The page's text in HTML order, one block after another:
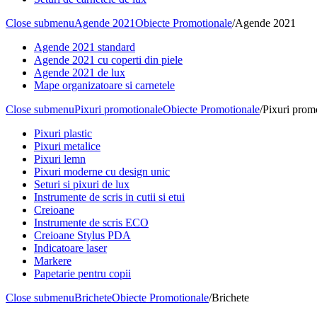
Close submenuAgende 2021Obiecte Promotionale/Agende 2021
Agende 2021 standard
Agende 2021 cu coperti din piele
Agende 2021 de lux
Mape organizatoare si carnetele
Close submenuPixuri promotionaleObiecte Promotionale/Pixuri
Pixuri plastic
Pixuri metalice
Pixuri lemn
Pixuri moderne cu design unic
Seturi si pixuri de lux
Instrumente de scris in cutii si etui
Creioane
Instrumente de scris ECO
Creioane Stylus PDA
Indicatoare laser
Markere
Papetarie pentru copii
Close submenuBricheteObiecte Promotionale/Brichete